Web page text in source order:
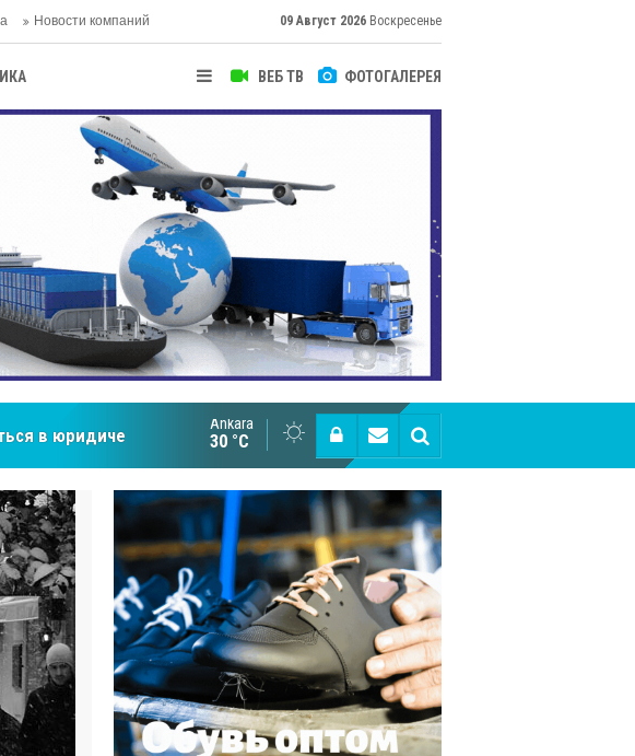
Новости компаний 09 Август 2026 Воскресенье
ВЕБ ТВ ФОТОГАЛЕРЕЯ
Азии Cottonhill покоряет мировые рынки
Ankara
30 °C